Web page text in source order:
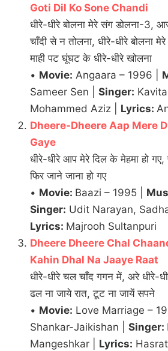
Goti Dil Ko Sone Chandi
धीरे-धीरे बोलना मेरे संग डोलना-3,
चाँदी से न तोलना, धीरे-धीरे बोलना
माही पट घूंघट के धीरे-धीरे खोलना
• Movie: Angaara – 1996 |
Sameer Sen | Singer:
Mohammed Aziz | Lyrics:
Dheere-Dheere Aap Mere
Gaye
धीरे-धीरे आप मेरे दिल के मेहमा हो
फिर जाने जाना हो गए
• Movie: Baazi – 1995 |
Singer: Udit Narayan,
Lyrics: Majrooh Sultanpuri
Dheere Dheere Chal
Kahin Dhal Na Jaaye Raat
धीरे-धीरे चल चाँद गगन में, अरे धीरे-
ढल ना जाये रात, टूट ना जायें सपने
• Movie: Love Marriage –
Shankar-Jaikishan | Singer:
Mangeshkar | Lyrics: